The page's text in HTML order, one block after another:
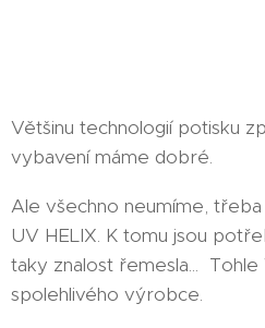
Většinu technologií potisku
vybavení máme dobré.
Ale všechno neumíme,
UV HELIX. K tomu jsou
taky znalost řemesla... Tohle
spolehlivého výrobce.